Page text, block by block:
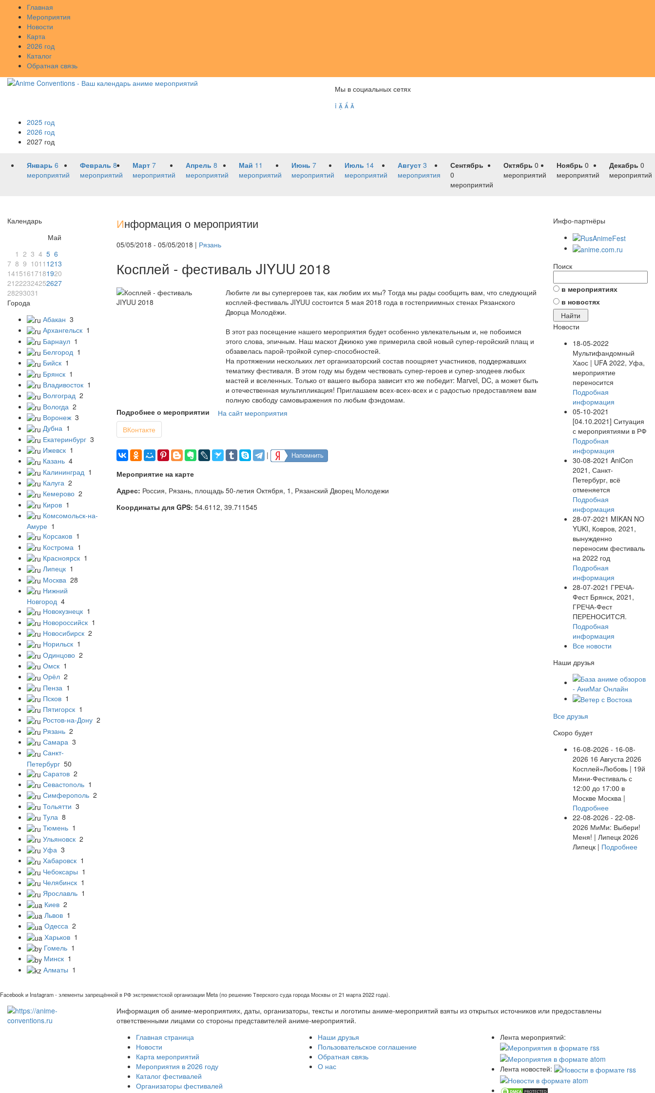
Главная
Мероприятия
Новости
Карта
2026 год
Каталог
Обратная связь
Мы в социальных сетях
   
2025 год
2026 год
2027 год
Январь 6
мероприятий
Февраль 8
мероприятий
Март 7
мероприятий
Апрель 8
мероприятий
Май 11
мероприятий
Июнь 7
мероприятий
Июль 14
мероприятий
Август 3
мероприятия
Сентябрь
0
мероприятий
Октябрь 0
мероприятий
Ноябрь 0
мероприятий
Декабрь 0
мероприятий
Календарь
Май
1 2 3 4 5 6
7 8 9 1011 1213
14151617181920
21222324252627
28293031
Города
Абакан 3
Архангельск 1
Барнаул 1
Белгород 1
Бийск 1
Брянск 1
Владивосток 1
Волгоград 2
Вологда 2
Воронеж 3
Дубна 1
Екатеринбург 3
Ижевск 1
Казань 4
Калининград 1
Калуга 2
Кемерово 2
Киров 1
Комсомольск-на-
Амуре 1
Корсаков 1
Кострома 1
Красноярск 1
Липецк 1
Москва 28
Нижний
Новгород 4
Новокузнецк 1
Новороссийск 1
Новосибирск 2
Норильск 1
Одинцово 2
Омск 1
Орёл 2
Пенза 1
Псков 1
Пятигорск 1
Ростов-на-Дону 2
Рязань 2
Самара 3
Санкт-
Петербург 50
Саратов 2
Севастополь 1
Симферополь 2
Тольятти 3
Тула 8
Тюмень 1
Ульяновск 2
Уфа 3
Хабаровск 1
Чебоксары 1
Челябинск 1
Ярославль 1
Киев 2
Львов 1
Одесса 2
Харьков 1
Гомель 1
Минск 1
Алматы 1
Информация о мероприятии
05/05/2018 - 05/05/2018 | Рязань
Косплей - фестиваль JIYUU 2018
Любите ли вы супергероев так, как любим их мы? Тогда мы рады сообщить вам, что следующий
косплей-фестиваль JIYUU состоится 5 мая 2018 года в гостеприимных стенах Рязанского
Дворца Молодёжи.
В этот раз посещение нашего мероприятия будет особенно увлекательным и, не побоимся
этого слова, эпичным. Наш маскот Джиюко уже примерила свой новый супер-геройский плащ и
обзавелась парой-тройкой супер-способностей.
На протяжении нескольких лет организаторский состав поощряет участников, поддержавших
тематику фестиваля. В этом году мы будем чествовать супер-героев и супер-злодеев любых
мастей и вселенных. Только от вашего выбора зависит кто же победит: Marvel, DC, а может быть
и отечественная мультипликация! Приглашаем всех-всех-всех и с радостью предоставляем вам
полную свободу самовыражения по любым фэндомам.
Подробнее о мероприятии
На сайт мероприятия
ВКонтакте
| Напомнить
Мероприятие на карте
Адрес: Россия, Рязань, площадь 50-летия Октября, 1, Рязанский Дворец Молодежи
Координаты для GPS: 54.6112, 39.711545
Инфо-партнёры
Поиск
в мероприятиях
в новостях
Новости
18-05-2022
Мультифандомный
Хаос | UFA 2022, Уфа,
мероприятие
переносится
Подробная
информация
05-10-2021
[04.10.2021] Ситуация
с мероприятиями в РФ
Подробная
информация
30-08-2021 AniCon
2021, Санкт-
Петербург, всё
отменяется
Подробная
информация
28-07-2021 MIKAN NO
YUKI, Ковров, 2021,
вынужденно
переносим фестиваль
на 2022 год
Подробная
информация
28-07-2021 ГРЕЧА-
Фест Брянск, 2021,
ГРЕЧА-Фест
ПЕРЕНОСИТСЯ.
Подробная
информация
Все новости
Наши друзья
Все друзья
Скоро будет
16-08-2026 - 16-08-
2026 16 Августа 2026
Косплей=Любовь | 19й
Мини-Фестиваль с
12:00 до 17:00 в
Москве Москва |
Подробнее
22-08-2026 - 22-08-
2026 МиМи: Выбери!
Меня! | Липецк 2026
Липецк | Подробнее
Facebook и Instagram - элементы запрещённой в РФ экстремистской организации Meta (по решению Тверского суда города Москвы от 21 марта 2022 года).
Информация об аниме-мероприятиях, даты, организаторы, тексты и логотипы аниме-мероприятий взяты из открытых источников или предоставлены
ответственными лицами со стороны представителей аниме-мероприятий.
Главная страница
Новости
Карта мероприятий
Мероприятия в 2026 году
Каталог фестивалей
Организаторы фестивалей
Наши друзья
Пользовательское соглашение
Обратная связь
О нас
Лента мероприятий:
Лента новостей: